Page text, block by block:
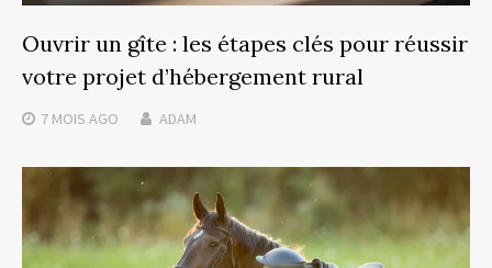
Ouvrir un gîte : les étapes clés pour réussir
votre projet d’hébergement rural
7 MOIS AGO ADAM